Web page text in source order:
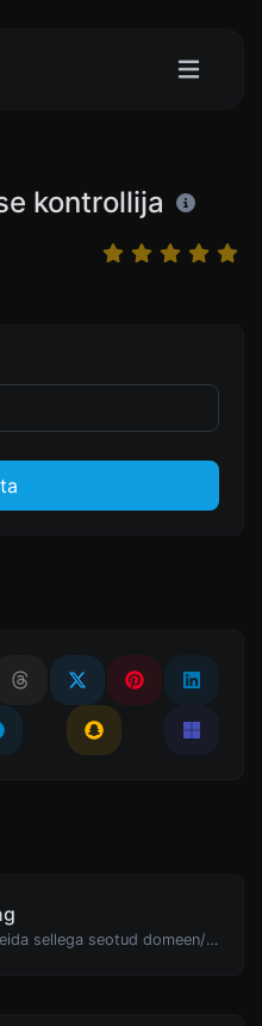
kontrollija
Võta IP ja proovi leida sellega seotud domeen/host.